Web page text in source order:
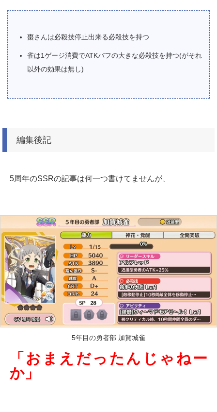
棗さんは必殺技停止出来る必殺技を持つ
雀は1ゲージ消費でATKバフの大きな必殺技を持つ(がそれ
以外の効果は無し)
編集後記
5周年のSSRの記事は何一つ書けてませんが、
5年目の勇者部 加賀城雀
「おまえだったんじゃねー
か」